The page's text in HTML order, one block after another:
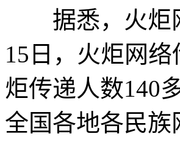
据悉，火炬网
15日，火炬网
炬传递人数140
全国各地各民